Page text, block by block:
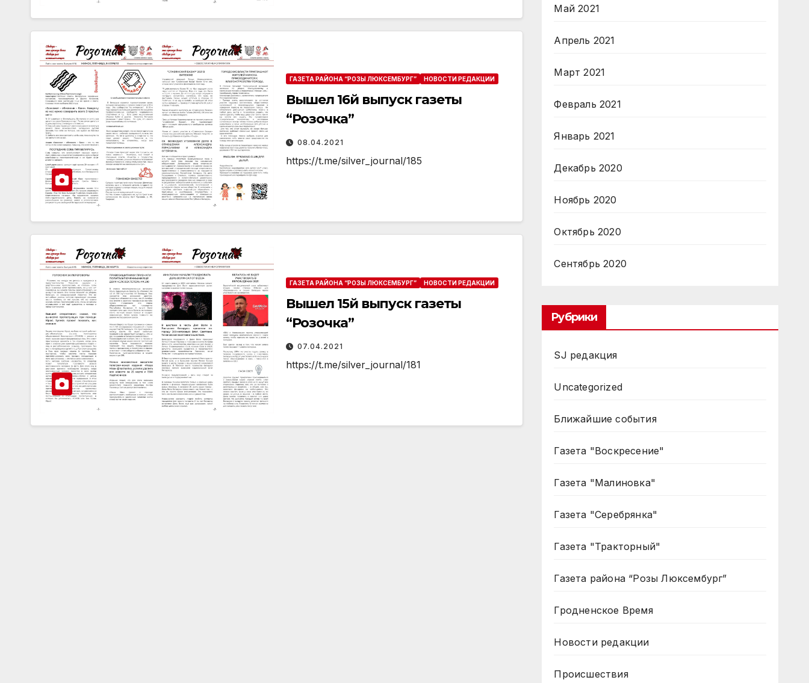
ГАЗЕТА РАЙОНА “РОЗЫ ЛЮКСЕМБУРГ” НОВОСТИ РЕДАКЦИИ
Вышел 16й выпуск газеты
“Розочка”
08.04.2021
https://t.me/silver_journal/185
ГАЗЕТА РАЙОНА “РОЗЫ ЛЮКСЕМБУРГ” НОВОСТИ РЕДАКЦИИ
Вышел 15й выпуск газеты
“Розочка”
07.04.2021
https://t.me/silver_journal/181
Май 2021
Апрель 2021
Март 2021
Февраль 2021
Январь 2021
Декабрь 2020
Ноябрь 2020
Октябрь 2020
Сентябрь 2020
Рубрики
SJ редакция
Uncategorized
Ближайшие события
Газета "Воскресение"
Газета "Малиновка"
Газета "Серебрянка"
Газета "Тракторный"
Газета района “Розы Люксембург”
Гродненское Время
Новости редакции
Происшествия